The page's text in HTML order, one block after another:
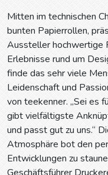
Mitten im technischen
bunten Papierrollen,
Aussteller hochwertige
Erlebnisse rund um
finde das sehr viele
Leidenschaft und
von teekenner. „Sei es
gibt vielfältigste
und passt gut zu uns.“
Atmosphäre bot den
Entwicklungen zu